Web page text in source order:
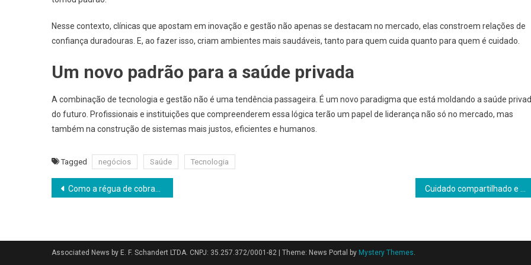
Nesse contexto, clínicas que apostam em inovação e gestão não apenas se destacam no mercado, elas constroem relações de
confiança duradouras. E, ao fazer isso, criam ambientes mais saudáveis, tanto para quem cuida quanto para quem é cuidado.
Um novo padrão para a saúde privada
A combinação de tecnologia e gestão não é uma tendência passageira. É um novo paradigma que está moldando a saúde
do futuro. Profissionais e instituições que compreenderem essa lógica terão um papel de liderança não só no mercado, mas
também na construção de sistemas mais justos, eficientes e humanos.
Tagged negócios Saúde Tecnologia
Navegação
Como a régua de cobrança com IA da Neofin acelerou os recebimentos de uma distribuidora em até 10 vezes
Associated News by E. F. Schandert LTDA. CNPJ: 35.257.372/0001-82 | Theme: News Portal by Mystery Themes